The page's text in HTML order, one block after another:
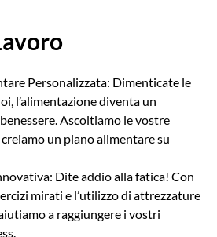
Personalizzata: Dimenticate le
l’alimentazione diventa un
Ascoltiamo le vostre
un piano alimentare su
Dite addio alla fatica! Con
mirati e l’utilizzo di attrezzature
a raggiungere i vostri